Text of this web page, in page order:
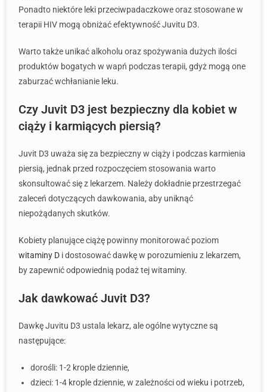
Ponadto niektóre leki przeciwpadaczkowe oraz stosowane w
terapii HIV mogą obniżać efektywność Juvitu D3.
Warto także unikać alkoholu oraz spożywania dużych ilości
produktów bogatych w wapń podczas terapii, gdyż mogą one
zaburzać wchłanianie leku.
Czy Juvit D3 jest bezpieczny dla kobiet w
ciąży i karmiących piersią?
Juvit D3 uważa się za bezpieczny w ciąży i podczas karmienia
piersią, jednak przed rozpoczęciem stosowania warto
skonsultować się z lekarzem. Należy dokładnie przestrzegać
zaleceń dotyczących dawkowania, aby uniknąć
niepożądanych skutków.
Kobiety planujące ciążę powinny monitorować poziom
witaminy D i dostosować dawkę w porozumieniu z lekarzem,
by zapewnić odpowiednią podaż tej witaminy.
Jak dawkować Juvit D3?
Dawkę Juvitu D3 ustala lekarz, ale ogólne wytyczne są
następujące:
dorośli: 1-2 krople dziennie,
dzieci: 1-4 krople dziennie, w zależności od wieku i potrzeb,